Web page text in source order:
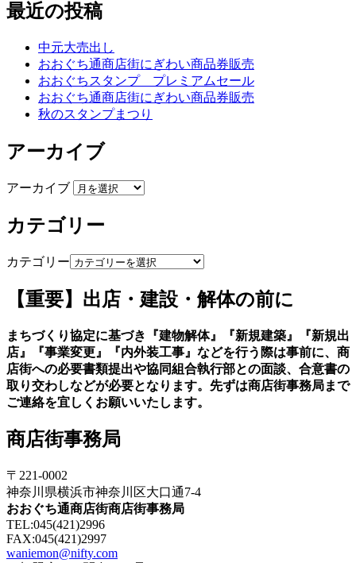
最近の投稿
中元大売出し
おおぐち通商店街にぎわい商品券販売
おおぐちスタンプ プレミアムセール
おおぐち通商店街にぎわい商品券販売
秋のスタンプまつり
アーカイブ
アーカイブ
カテゴリー
カテゴリー
【重要】出店・建設・解体の前に
まちづくり協定に基づき『建物解体』『新規建築』『新規出
店』『事業変更』『内外装工事』などを行う際は事前に、商
店街への必要書類提出や協同組合執行部との面談、合意書の
取り交わしなどが必要となります。先ずは商店街事務局まで
ご連絡を宜しくお願いいたします。
商店街事務局
〒221-0002
神奈川県横浜市神奈川区大口通7-4
おおぐち通商店街商店街事務局
TEL:045(421)2996
FAX:045(421)2997
waniemon@nifty.com